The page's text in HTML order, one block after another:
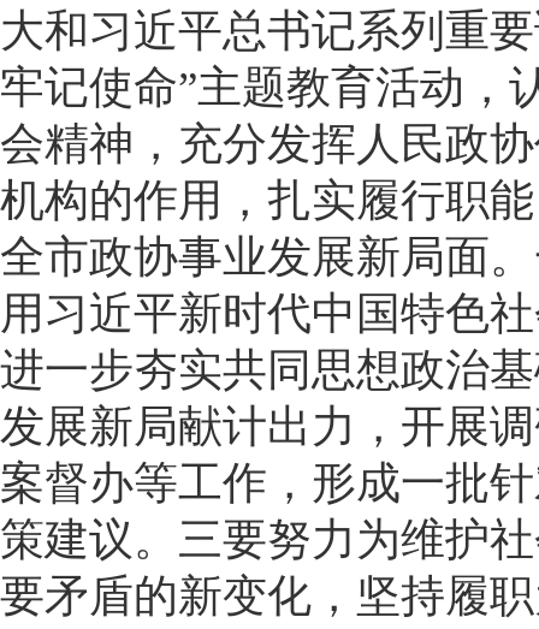
大和习近平总书记系列重
牢记使命”主题教育活动，
会精神，充分发挥人民政
机构的作用，扎实履行职
全市政协事业发展新局面
用习近平新时代中国特色
进一步夯实共同思想政治
发展新局献计出力，开展
案督办等工作，形成一批
策建议。三要努力为维护
要矛盾的新变化，坚持履